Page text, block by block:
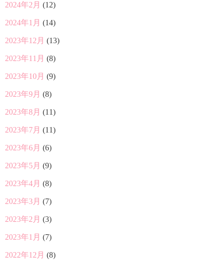
2024年2月 (12)
2024年1月 (14)
2023年12月 (13)
2023年11月 (8)
2023年10月 (9)
2023年9月 (8)
2023年8月 (11)
2023年7月 (11)
2023年6月 (6)
2023年5月 (9)
2023年4月 (8)
2023年3月 (7)
2023年2月 (3)
2023年1月 (7)
2022年12月 (8)